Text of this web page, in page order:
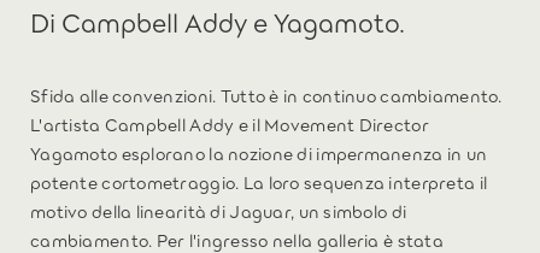
Di Campbell Addy e Yagamoto.
Sfida alle convenzioni. Tutto è in continuo cambiamento.
L'artista Campbell Addy e il Movement Director
Yagamoto esplorano la nozione di impermanenza in un
potente cortometraggio. La loro sequenza interpreta il
motivo della linearità di Jaguar, un simbolo di
cambiamento. Per l'ingresso nella galleria è stata